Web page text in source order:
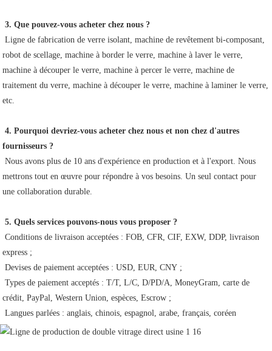
3. Que pouvez-vous acheter chez nous ?
robot de scellage, machine à border le verre, machine à laver le verre,
machine à découper le verre, machine à percer le verre, machine de
traitement du verre, machine à découper le verre, machine à laminer le verre,
etc.
4. Pourquoi devriez-vous acheter chez nous et non chez d'autres
fournisseurs ?
mettrons tout en œuvre pour répondre à vos besoins. Un seul contact pour
une collaboration durable.
5. Quels services pouvons-nous vous proposer ?
express ;
Devises de paiement acceptées : USD, EUR, CNY ;
crédit, PayPal, Western Union, espèces, Escrow ;
Langues parlées : anglais, chinois, espagnol, arabe, français, coréen